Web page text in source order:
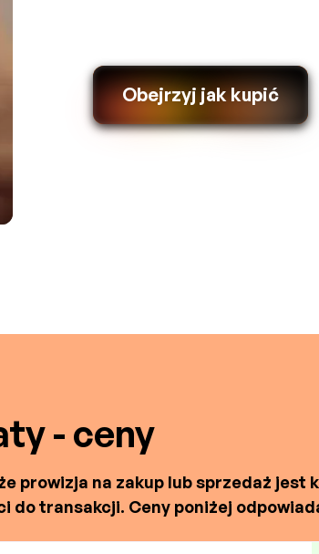
Obejrzyj jak kupić
- ceny
na zakup lub sprzedaż jest
do transakcji. Ceny poniżej